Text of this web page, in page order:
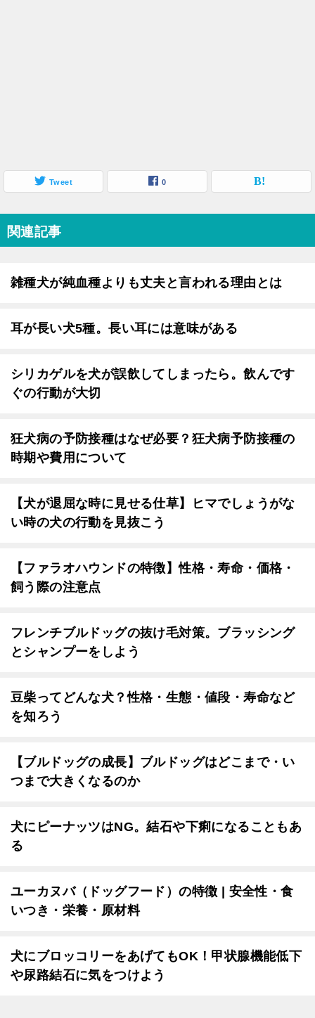
Tweet 0
関連記事
雑種犬が純血種よりも丈夫と言われる理由とは
耳が長い犬5種。長い耳には意味がある
シリカゲルを犬が誤飲してしまったら。飲んです
ぐの行動が大切
狂犬病の予防接種はなぜ必要？狂犬病予防接種の
時期や費用について
【犬が退屈な時に見せる仕草】ヒマでしょうがな
い時の犬の行動を見抜こう
【ファラオハウンドの特徴】性格・寿命・価格・
飼う際の注意点
フレンチブルドッグの抜け毛対策。ブラッシング
とシャンプーをしよう
豆柴ってどんな犬？性格・生態・値段・寿命など
を知ろう
【ブルドッグの成長】ブルドッグはどこまで・い
つまで大きくなるのか
犬にピーナッツはNG。結石や下痢になることもあ
る
ユーカヌバ（ドッグフード）の特徴 | 安全性・食
いつき・栄養・原材料
犬にブロッコリーをあげてもOK！甲状腺機能低下
や尿路結石に気をつけよう